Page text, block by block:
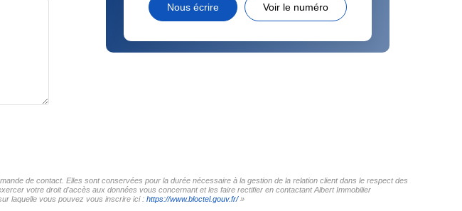
Nous écrire Voir le numéro
de contact. Elles sont conservées pour la durée nécessaire à la gestion de la relation client dans le respect des
votre droit d'accès aux données vous concernant et les faire rectifier en contactant Albert Immobilier
laquelle vous pouvez vous inscrire ici : https://www.bloctel.gouv.fr/»